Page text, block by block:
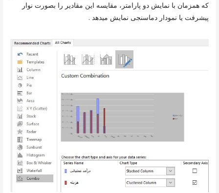
که همزمان با نمایش دو پارامتر، مقایسه این مقادیر را بصورت نوار
پیشرفت یا نمودار دماسنجی نمایش میدهد .